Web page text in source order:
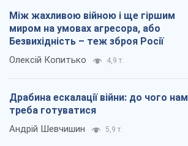
Між жахливою війною і ще гіршим
миром на умовах агресора, або
Безвихідність – теж зброя Росії
Олексій Копитько 4,9 т.
Драбина ескалації війни: до чого нам
треба готуватися
Андрій Шевчишин 5,9 т.